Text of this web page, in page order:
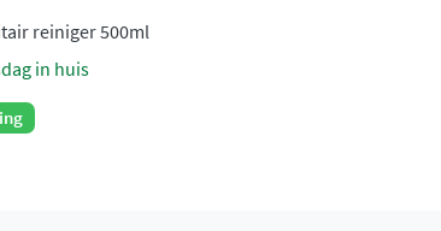
een oplossing die zowel
materialen en de
reiniger 500ml
in huis